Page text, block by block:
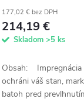
177,02 € bez DPH
214,19 €
Skladom >5 ks
Obsah: Impregnácia
ochráni váš stan,
batoh pred